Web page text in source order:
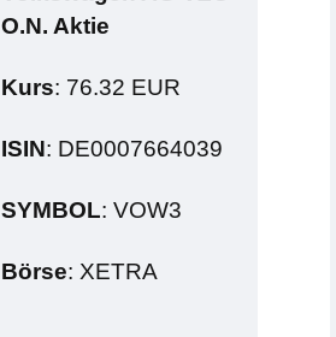
O.N. Aktie
Kurs: 76.32 EUR
ISIN: DE0007664039
SYMBOL: VOW3
Börse: XETRA